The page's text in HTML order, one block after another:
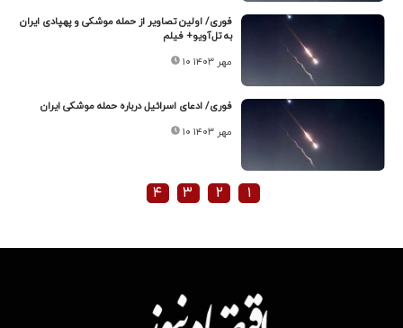
فوری/ اولین تصاویر از حمله موشکی و پهپادی ایران
به تل‌آویو+‌ فیلم
۱۰ مهر ۱۴۰۳
فوری/ ادعای اسرائیل درباره حمله موشکی ایران
۱۰ مهر ۱۴۰۳
۱ ۲ ۳ ۴